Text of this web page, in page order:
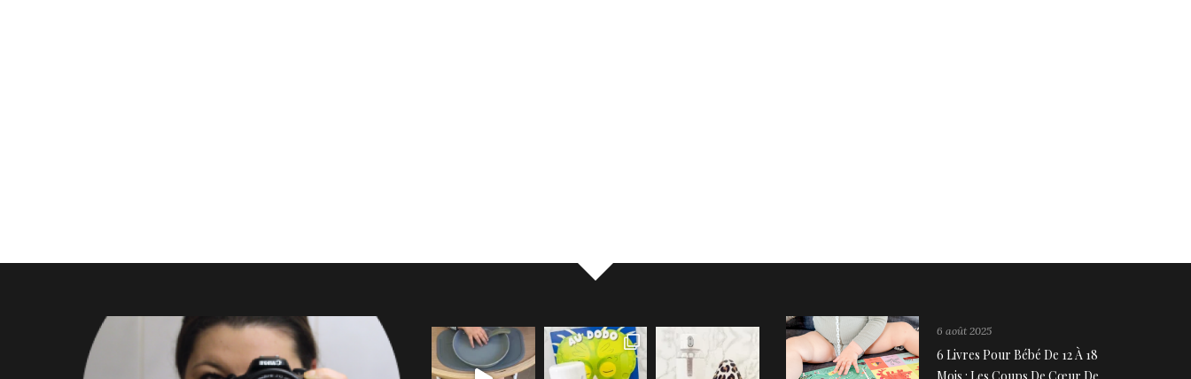
6 août 2025
6 Livres Pour Bébé De 12 À 18